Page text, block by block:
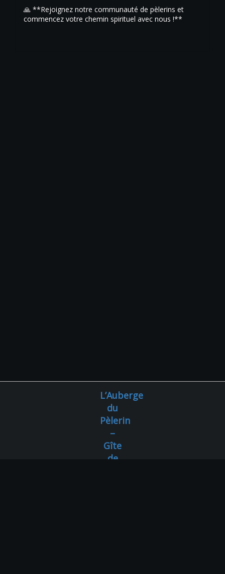
🙏 **Rejoignez notre communauté de pèlerins et
commencez votre chemin spirituel avec nous !**
L’Auberge
du
Pèlerin
–
Gîte
de